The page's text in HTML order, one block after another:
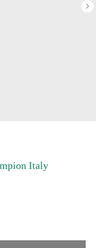
Italy